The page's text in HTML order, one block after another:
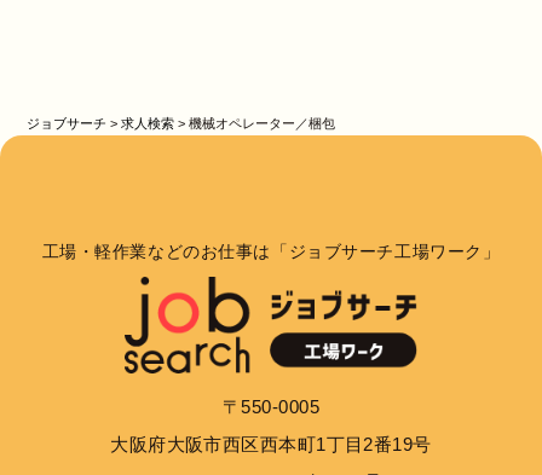
ジョブサーチ >求人検索 >機械オペレーター／梱包
工場・軽作業などのお仕事は「ジョブサーチ工場ワーク」
〒550-0005
大阪府大阪市西区西本町1丁目2番19号